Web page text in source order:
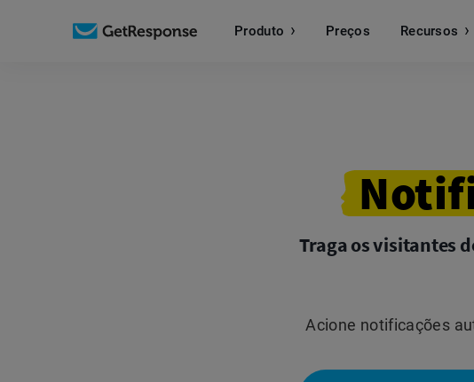
Produto Preços Recursos
Traga os visitantes
Acione notificações